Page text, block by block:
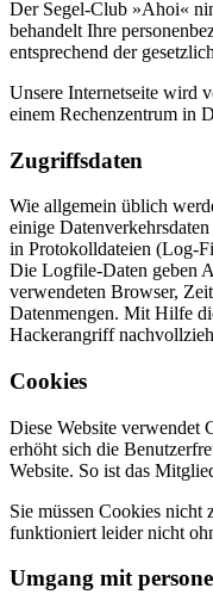
Der Segel-Club »Ahoi«
behandelt Ihre
entsprechend der
Unsere Internetseite wird
einem Rechenzentrum in
Zugriffsdaten
Wie allgemein üblich
einige
in Protokolldateien (Log-
Die Logfile-Daten geben
verwendeten Browser,
Datenmengen. Mit Hilfe
Hackerangriff
Cookies
Diese Website verwendet
erhöht sich die
Website. So ist das
Sie müssen Cookies nicht
funktioniert leider nicht
Umgang mit